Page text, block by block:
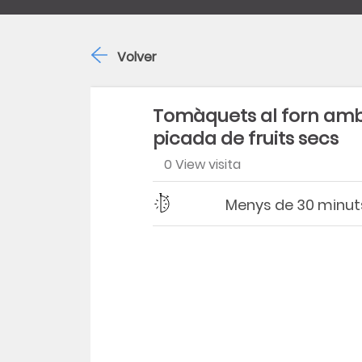
Tomàquets al forn
picada de fruits secs
0 View visita
Dificultad
Tiempo Menys de 30
Volver